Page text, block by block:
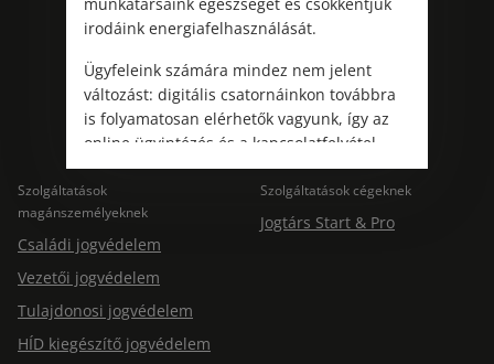
Szolgáltatások
magánszemélyeknek
Családi jogvédelem
Vezetői jogvédelem
Tulajdonosi jogvédelem
HÍD kiegészítő jogvédelem
Szolgáltatások cégeknek
Jogtárs Start & Pro
irodáink energiafelhasználását.
Ügyfeleink számára mindez nem jelent
változást: digitális csatornáinkon továbbra
is folyamatosan elérhetők vagyunk, így az
online ügyintézés és a kapcsolatfelvétel
változatlanul biztosított.